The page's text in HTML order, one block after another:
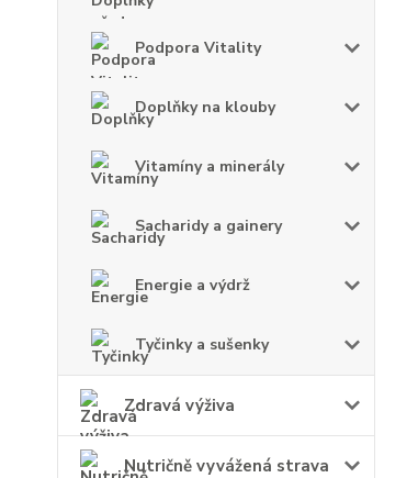
Podpora Vitality
Doplňky na klouby
Vitamíny a minerály
Sacharidy a gainery
Energie a výdrž
Tyčinky a sušenky
Zdravá výživa
Nutričně vyvážená strava